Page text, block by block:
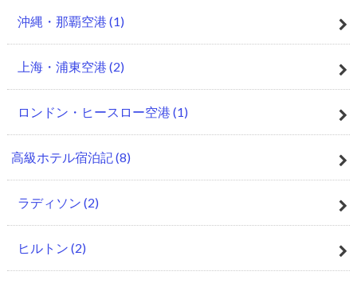
沖縄・那覇空港 (1)
上海・浦東空港 (2)
ロンドン・ヒースロー空港 (1)
高級ホテル宿泊記(8)
ラディソン (2)
ヒルトン (2)